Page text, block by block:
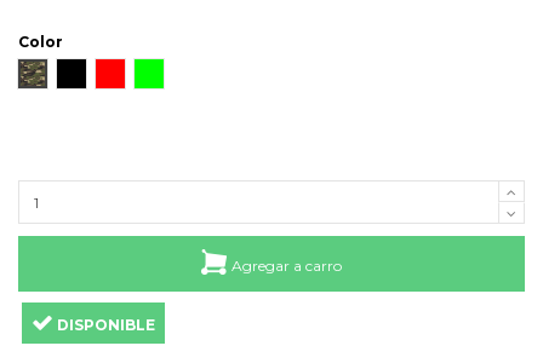
Color
Camo
Agregar a carro
DISPONIBLE